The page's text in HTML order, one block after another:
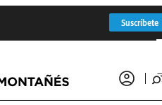
Suscríbete